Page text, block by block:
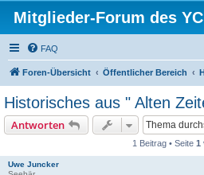
Mitglieder-Forum des
FAQ
Foren-Übersicht Öffentlicher Bereich
Historisches aus " Alten
Antworten
1 Beitrag • Seite 1
Uwe Juncker